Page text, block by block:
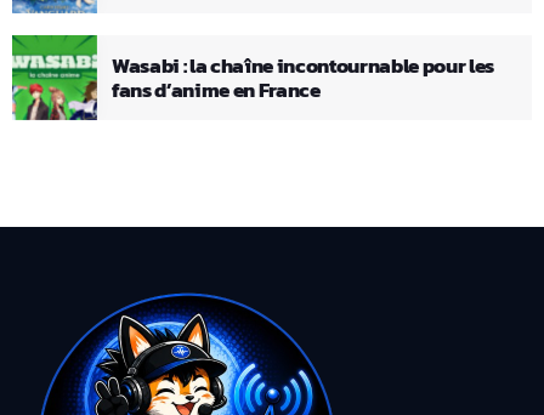
Wasabi : la chaîne incontournable pour les
fans d’anime en France